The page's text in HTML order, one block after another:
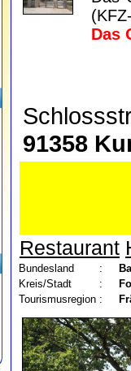
Das
91358
Restaurant
Bundesland :
Kreis/Stadt
:
Tourismusregion :